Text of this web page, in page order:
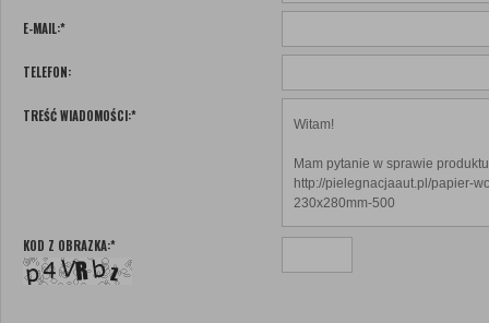
E-MAIL:*
TELEFON:
TREŚĆ WIADOMOŚCI:*
KOD Z OBRAZKA:*